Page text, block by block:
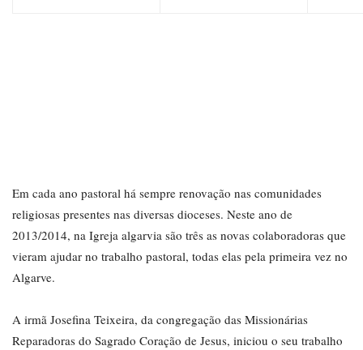
Em cada ano pastoral há sempre renovação nas comunidades
religiosas presentes nas diversas dioceses. Neste ano de
2013/2014, na Igreja algarvia são três as novas colaboradoras que
vieram ajudar no trabalho pastoral, todas elas pela primeira vez no
Algarve.
A irmã Josefina Teixeira, da congregação das Missionárias
Reparadoras do Sagrado Coração de Jesus, iniciou o seu trabalho